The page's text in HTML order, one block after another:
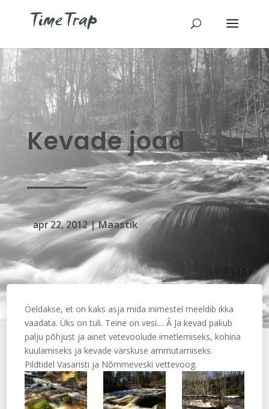
Kevade joad
apr 22, 2012|Maastik
Öeldakse, et on kaks asja mida inimestel meeldib ikka
vaadata. Üks on tuli. Teine on vesi.... Â Ja kevad pakub
palju põhjust ja ainet vetevoolude imetlemiseks, kohina
kuulamiseks ja kevade värskuse ammutamiseks.
Pildtidel Vasaristi ja Nõmmeveski vettevoog.